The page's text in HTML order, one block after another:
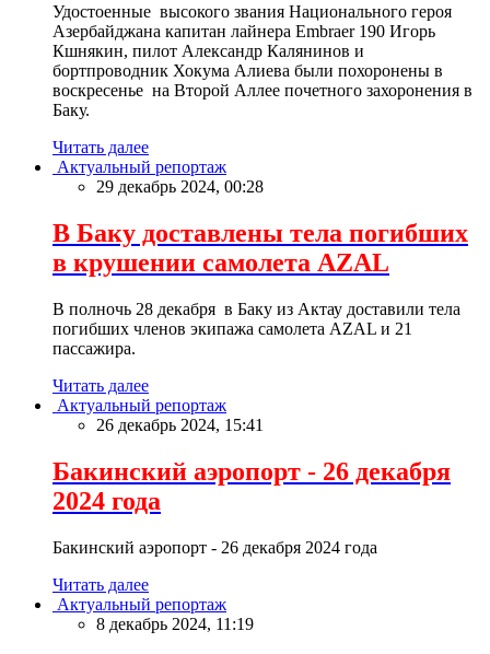
Удостоенные высокого звания Национального героя
Азербайджана капитан лайнера Embraer 190 Игорь
Кшнякин, пилот Александр Калянинов и
бортпроводник Хокума Алиева были похоронены в
воскресенье на Второй Аллее почетного захоронения в
Баку.
Читать далее
Актуальный репортаж
29 декабрь 2024, 00:28
В Баку доставлены тела погибших
в крушении самолета AZAL
В полночь 28 декабря в Баку из Актау доставили тела
погибших членов экипажа самолета AZAL и 21
пассажира.
Читать далее
Актуальный репортаж
26 декабрь 2024, 15:41
Бакинский аэропорт - 26 декабря
2024 года
Бакинский аэропорт - 26 декабря 2024 года
Читать далее
Актуальный репортаж
8 декабрь 2024, 11:19